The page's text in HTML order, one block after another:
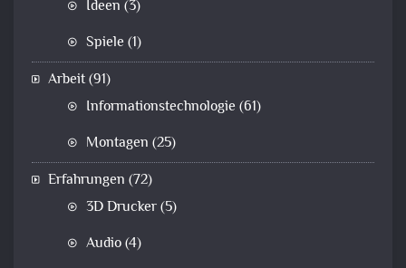
Ideen (3)
Spiele (1)
Arbeit(91)
Informationstechnologie (61)
Montagen (25)
Erfahrungen (72)
3D Drucker(5)
Audio(4)